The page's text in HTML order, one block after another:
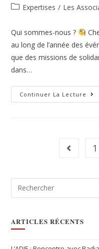
Expertises / Les
Qui sommes-nous ?
au long de l’année des
que des missions de
dans…
Continuer La Lecture
1
ARTICLES RÉCENTS